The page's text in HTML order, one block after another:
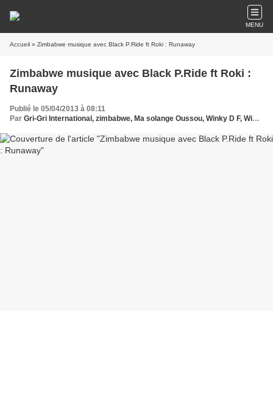
MENU
Accueil » Zimbabwe musique avec Black P.Ride ft Roki : Runaway
Zimbabwe musique avec Black P.Ride ft Roki :
Runaway
Publié le 05/04/2013 à 08:11
Par Gri-Gri International, zimbabwe, Ma solange Oussou, Winky D F, Winky D, Tu Short "feat" Star G , Black P.Ride ft Roki, Ninja Lipsy,